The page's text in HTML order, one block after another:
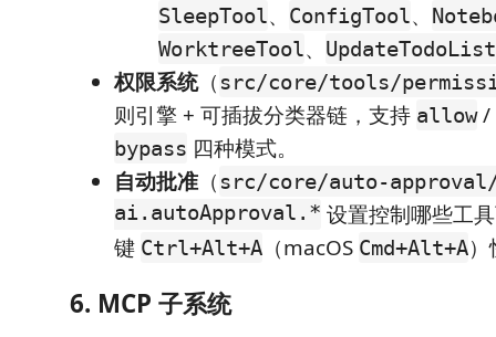
SleepTool、 ConfigTool、
WorktreeTool、
权限系统（ src/core/tools/
则引擎 + 可插拔分类器链，支持 allow/
bypass 四种模式。
自动批准（ src/core/auto-
ai.autoApproval.* 设置控制哪些工
键 Ctrl+Alt+A （macOS Cmd+Alt+A
6. MCP 子系统